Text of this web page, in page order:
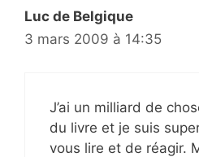
Luc de Belgique
3 mars 2009 à 14:35
J’ai un milliard de
du livre et je suis
vous lire et de réagir.